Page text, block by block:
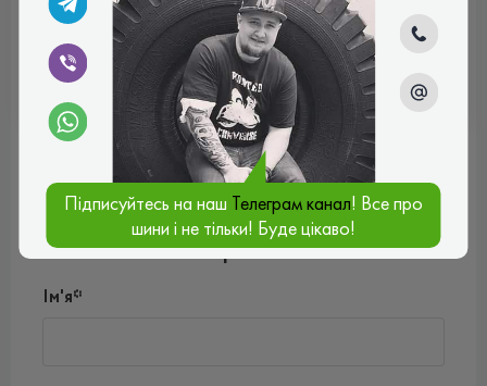
ВСЕСЕЗОННІ
Відгуки (0)
Поки немає коментарів
Написати коментар
Ім'я*
Підписуйтесь на наш Телеграм канал! Все про
шини і не тільки! Буде цікаво!